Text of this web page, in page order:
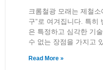
크롬철광 모래는 제철
구”로 여겨집니다. 특히
은 특정하고 심각한 기
수 없는 장점을 가지고
Read More »